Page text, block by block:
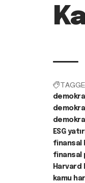
ESG
finansal
finansal
Harvard
kamu